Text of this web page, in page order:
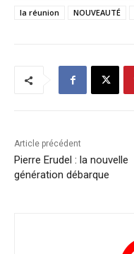
la réunion
NOUVEAUTÉ
Article précédent
Pierre Erudel : la nouvelle
génération débarque